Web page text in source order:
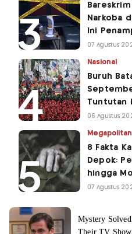
Narkoba
Ini
07 Agustus
Nasional
Buruh
Tuntutan
06 Agustus
Megapolitan
8 Fakta
Depok:
hingga
07 Agustus